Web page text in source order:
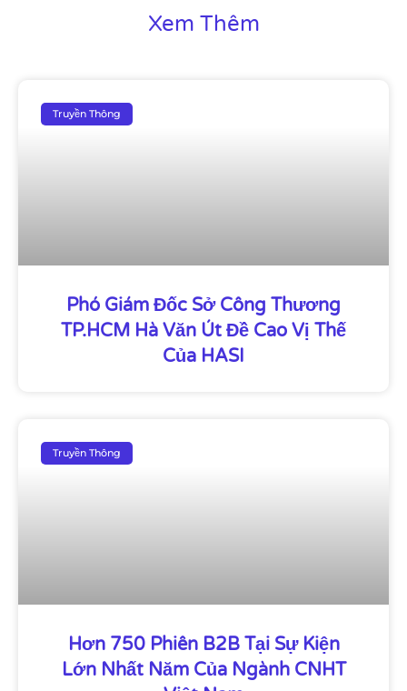
Xem Thêm
Truyền Thông
Phó Giám Đốc Sở Công Thương
TP.HCM Hà Văn Út Đề Cao Vị Thế
Của HASI
Truyền Thông
Hơn 750 Phiên B2B Tại Sự Kiện
Lớn Nhất Năm Của Ngành CNHT